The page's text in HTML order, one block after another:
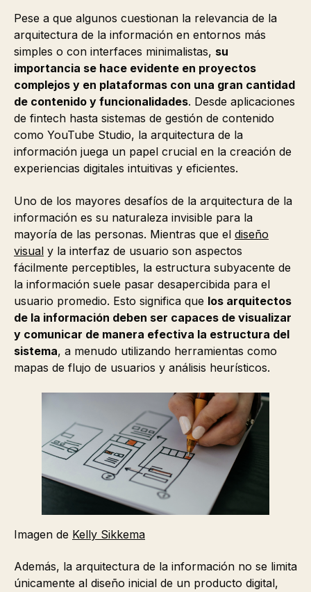
Pese a que algunos cuestionan la relevancia de la
arquitectura de la información en entornos más
simples o con interfaces minimalistas, su
importancia se hace evidente en proyectos
complejos y en plataformas con una gran cantidad
de contenido y funcionalidades. Desde aplicaciones
de fintech hasta sistemas de gestión de contenido
como YouTube Studio, la arquitectura de la
información juega un papel crucial en la creación de
experiencias digitales intuitivas y eficientes.
Uno de los mayores desafíos de la arquitectura de la
información es su naturaleza invisible para la
mayoría de las personas. Mientras que el diseño
visual y la interfaz de usuario son aspectos
fácilmente perceptibles, la estructura subyacente de
la información suele pasar desapercibida para el
usuario promedio. Esto significa que los arquitectos
de la información deben ser capaces de visualizar
y comunicar de manera efectiva la estructura del
sistema, a menudo utilizando herramientas como
mapas de flujo de usuarios y análisis heurísticos.
Imagen de Kelly Sikkema
Además, la arquitectura de la información no se limita
únicamente al diseño inicial de un producto digital,